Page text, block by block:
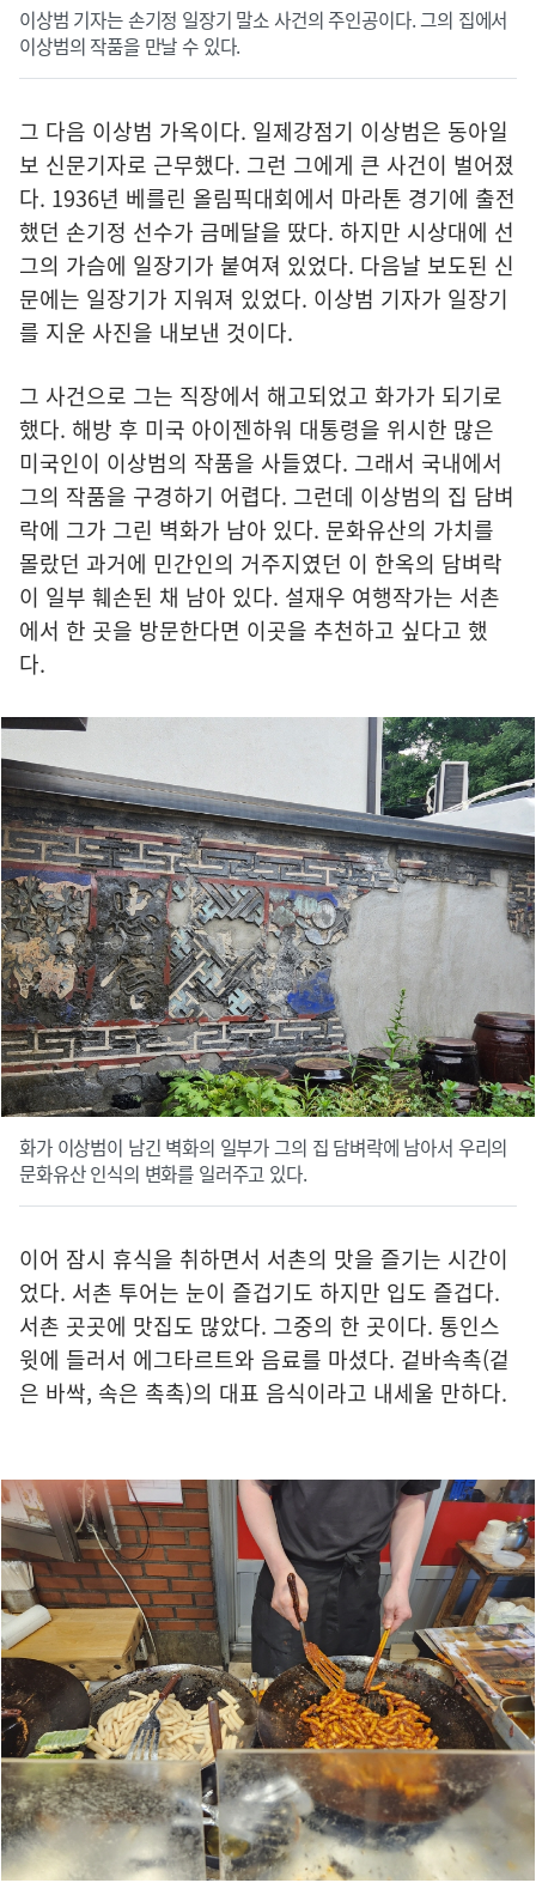
이상범 기자는 손기정 일장기 말소 사건의 주인공이다. 그의 집에서
이상범의 작품을 만날 수 있다.
그 다음 이상범 가옥이다. 일제강점기 이상범은 동아일
보 신문기자로 근무했다. 그런 그에게 큰 사건이 벌어졌
다. 1936년 베를린 올림픽대회에서 마라톤 경기에 출전
했던 손기정 선수가 금메달을 땄다. 하지만 시상대에 선
그의 가슴에 일장기가 붙여져 있었다. 다음날 보도된 신
문에는 일장기가 지워져 있었다. 이상범 기자가 일장기
를 지운 사진을 내보낸 것이다.
그 사건으로 그는 직장에서 해고되었고 화가가 되기로
했다. 해방 후 미국 아이젠하워 대통령을 위시한 많은
미국인이 이상범의 작품을 사들였다. 그래서 국내에서
그의 작품을 구경하기 어렵다. 그런데 이상범의 집 담벼
락에 그가 그린 벽화가 남아 있다. 문화유산의 가치를
몰랐던 과거에 민간인의 거주지였던 이 한옥의 담벼락
이 일부 훼손된 채 남아 있다. 설재우 여행작가는 서촌
에서 한 곳을 방문한다면 이곳을 추천하고 싶다고 했
다.
화가 이상범이 남긴 벽화의 일부가 그의 집 담벼락에 남아서 우리의
문화유산 인식의 변화를 일러주고 있다.
이어 잠시 휴식을 취하면서 서촌의 맛을 즐기는 시간이
었다. 서촌 투어는 눈이 즐겁기도 하지만 입도 즐겁다.
서촌 곳곳에 맛집도 많았다. 그중의 한 곳이다. 통인스
윗에 들러서 에그타르트와 음료를 마셨다. 겉바속촉(겉
은 바싹, 속은 촉촉)의 대표 음식이라고 내세울 만하다.